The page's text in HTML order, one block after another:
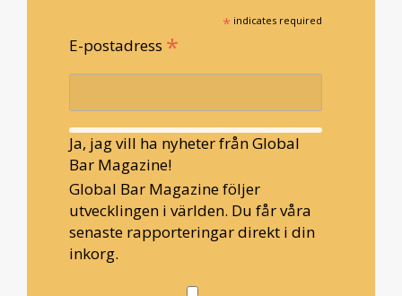
* indicates required
E-postadress *
Ja, jag vill ha nyheter från Global
Bar Magazine!
Global Bar Magazine följer
utvecklingen i världen. Du får våra
senaste rapporteringar direkt i din
inkorg.